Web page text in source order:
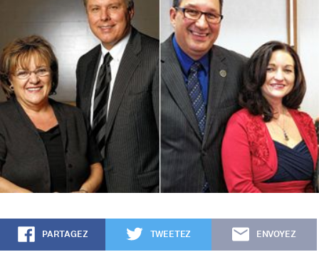
PARTAGEZ TWEETEZ ENVOYEZ